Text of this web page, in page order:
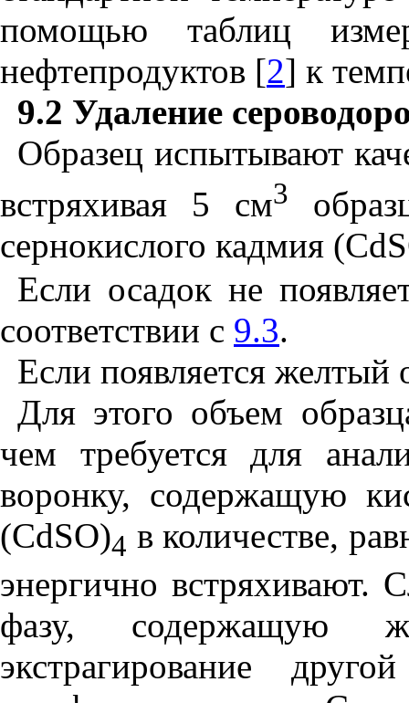
помощью таблиц
нефтепродуктов [2] к
9.2 Удаление
Образец испытывают
встряхивая 5 см3
сернокислого кадмия (
Если осадок не
соответствии с 9.3.
Если появляется желтый
Для этого объем
чем требуется для
воронку, содержащую
(CdSO)4 в количестве,
энергично встряхивают.
фазу, содержащую
экстрагирование